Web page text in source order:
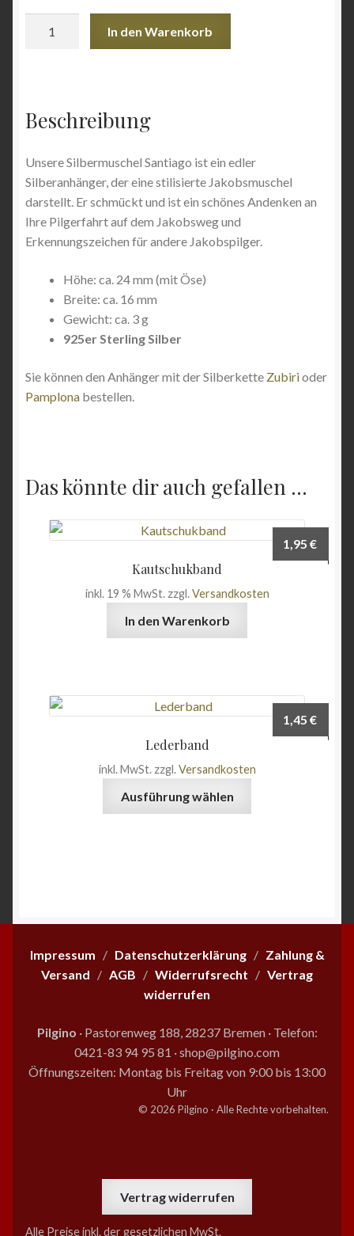
In den Warenkorb
Beschreibung
Unsere Silbermuschel Santiago ist ein edler
Silberanhänger, der eine stilisierte Jakobsmuschel
darstellt. Er schmückt und ist ein schönes Andenken an
Ihre Pilgerfahrt auf dem Jakobsweg und
Erkennungszeichen für andere Jakobspilger.
Höhe: ca. 24 mm (mit Öse)
Breite: ca. 16 mm
Gewicht: ca. 3 g
925er Sterling Silber
Sie können den Anhänger mit der Silberkette Zubirioder
Pamplona bestellen.
Das könnte dir auch gefallen …
Kautschukband
1,95€
inkl. 19 % MwSt. zzgl.Versandkosten
In den Warenkorb
Lederband
1,45€
inkl. MwSt. zzgl.Versandkosten
Ausführung wählen
Optionen
gewählt
Impressum / Datenschutzerklärung/ Zahlung &
Versand / AGB / Widerrufsrecht / Vertrag
widerrufen
Pilgino · Pastorenweg 188, 28237 Bremen ·Telefon:
0421-83 94 95 81 ·shop@pilgino.com
Öffnungszeiten: Montag bis Freitag von 9:00 bis 13:00
Uhr
© 2026 Pilgino · Alle Rechte vorbehalten.
Vertrag widerrufen
Alle Preise inkl. der gesetzlichen MwSt.